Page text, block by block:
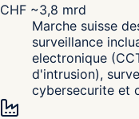
CHF ~3,8 mrd
Marche suisse
surveillance
electronique
d'intrusion),
cybersecurite et